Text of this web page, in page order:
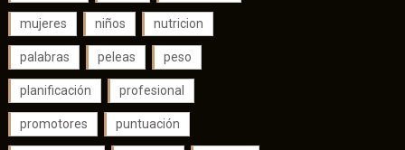
mujeres niños nutricion
palabras peleas peso
planificación profesional
promotores puntuación